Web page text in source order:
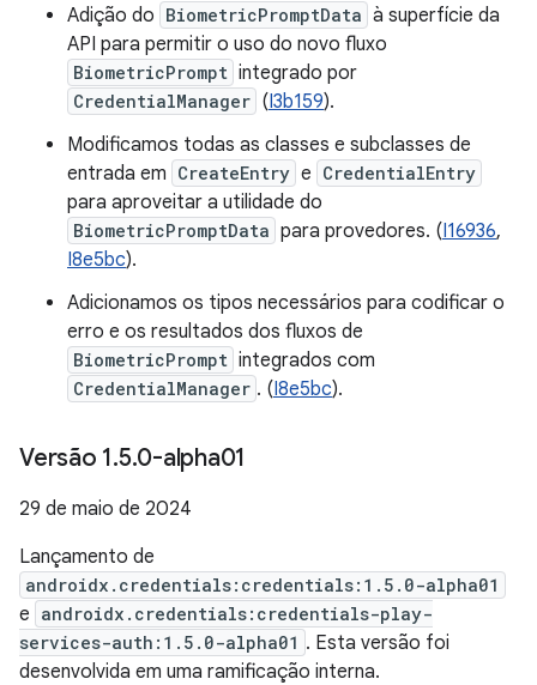
Adição do BiometricPromptData à superfície da
API para permitir o uso do novo fluxo
BiometricPrompt integrado por
CredentialManager (I3b159).
Modificamos todas as classes e subclasses de
entrada em CreateEntry e CredentialEntry
para aproveitar a utilidade do
BiometricPromptData para provedores. (I16936,
I8e5bc).
Adicionamos os tipos necessários para codificar o
erro e os resultados dos fluxos de
BiometricPrompt integrados com
CredentialManager . (I8e5bc).
Versão 1.5.0-alpha01
29 de maio de 2024
Lançamento de
androidx.credentials:credentials:1.5.0-alpha01
e androidx.credentials:credentials-play-
services-auth:1.5.0-alpha01 . Esta versão foi
desenvolvida em uma ramificação interna.